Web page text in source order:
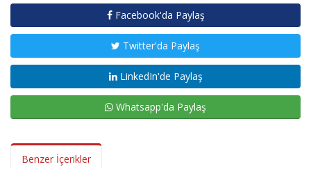
Facebook'da Paylaş
Twitter'da Paylaş
LinkedIn'de Paylaş
Whatsapp'da Paylaş
Benzer İçerikler